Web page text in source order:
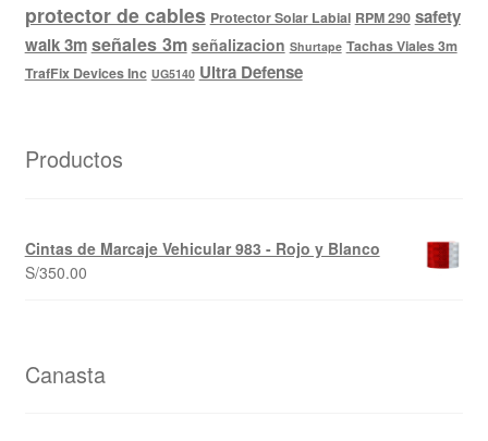
protector de cables Protector Solar Labial RPM 290 safety
walk 3mseñales 3m señalizacion Shurtape Tachas Viales 3m
TrafFix Devices Inc UG5140 Ultra Defense
Productos
Cintas de Marcaje Vehicular 983 - Rojo y Blanco
S/350.00
Canasta